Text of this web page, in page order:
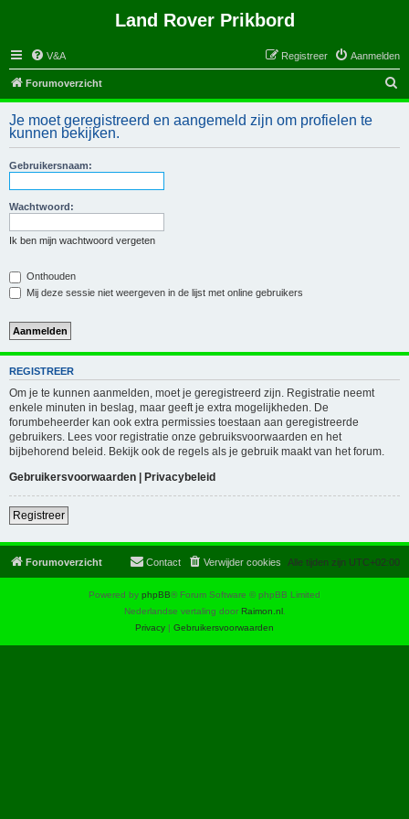
Land Rover Prikbord
V&A Aanmelden
Registreer
Forumoverzicht
o
k
Je moet geregistreerd en aangemeld zijn om profielen te
kunnen bekijken.
Gebruikersnaam:
Wachtwoord:
Ik ben mijn wachtwoord vergeten
Onthouden
Mij deze sessie niet weergeven in de lijst met online gebruikers
REGISTREER
Om je te kunnen aanmelden, moet je geregistreerd zijn. Registratie neemt
enkele minuten in beslag, maar geeft je extra mogelijkheden. De
forumbeheerder kan ook extra permissies toestaan aan geregistreerde
gebruikers. Lees voor registratie onze gebruiksvoorwaarden en het
bijbehorend beleid. Bekijk ook de regels als je gebruik maakt van het forum.
Gebruikersvoorwaarden | Privacybeleid
Registreer
Forumoverzicht Alle tijden zijn UTC+02:00
Verwijder cookies
Contact
Powered by phpBB® Forum Software © phpBB Limited
Nederlandse vertaling door Raimon.nl.
Privacy | Gebruikersvoorwaarden